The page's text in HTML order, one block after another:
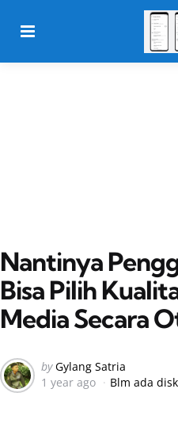
Nantinya
Bisa Pilih
Media Secara
Posted
by
by Gylang Satria
1 year ago
Blm ada